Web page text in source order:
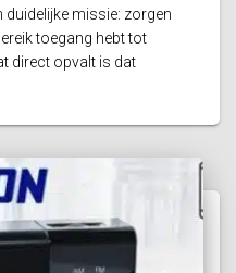
missie: zorgen
toegang hebt tot
direct opvalt is dat